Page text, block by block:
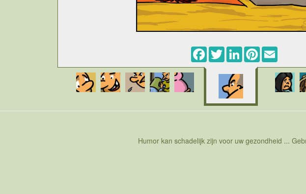
Cartoon over bruinen in de zon. De zon is enerzijds noodzakelijk voor de
vitamene b van, maar de zon is terzelfdertijd ook gevaarlijk. Wanneer de
krijgt ze ook uv straling te verduren en die is eigenlijk niet zo heilzaam. In
blootstelling rood worden. Hoe langer de blootstelling duurt hoe roder de
bleke huid gevoeliger is dan een donkere huid. Eenmaal de huid rood is of
Dan kan je enkel wat koelende smeersel gebruiken die de pijnlijke
verbergen. Beter dan genezen is nog steeds voorkomen, met andere
ene doet dat sterker dan de andere. De beschermingsgraad wordt
Facebook
TwitterLinkedInPinterest
Humor kan schadelijk zijn voor uw gezondheid ...